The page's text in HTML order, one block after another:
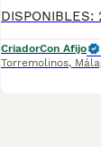
CriadorCon Afijo
Torremolinos,